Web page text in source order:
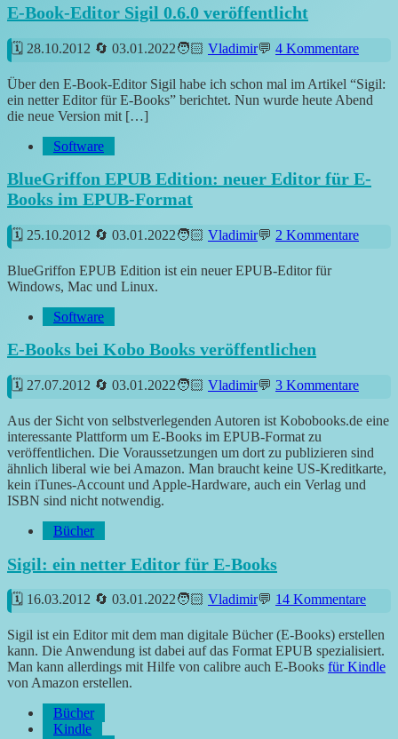
E-Book-Editor Sigil 0.6.0 veröffentlicht
28.10.2012 03.01.2022 Vladimir 4 Kommentare
Über den E-Book-Editor Sigil habe ich schon mal im Artikel “Sigil:
ein netter Editor für E-Books” berichtet. Nun wurde heute Abend
die neue Version mit […]
Software
BlueGriffon EPUB Edition: neuer Editor für E-
Books im EPUB-Format
25.10.2012 03.01.2022 Vladimir 2 Kommentare
BlueGriffon EPUB Edition ist ein neuer EPUB-Editor für
Windows, Mac und Linux.
Software
E-Books bei Kobo Books veröffentlichen
27.07.2012 03.01.2022 Vladimir 3 Kommentare
Aus der Sicht von selbstverlegenden Autoren ist Kobobooks.de eine
interessante Plattform um E-Books im EPUB-Format zu
veröffentlichen. Die Voraussetzungen um dort zu publizieren sind
ähnlich liberal wie bei Amazon. Man braucht keine US-Kreditkarte,
kein iTunes-Account und Apple-Hardware, auch ein Verlag und
ISBN sind nicht notwendig.
Bücher
Sigil: ein netter Editor für E-Books
16.03.2012 03.01.2022 Vladimir 14 Kommentare
Sigil ist ein Editor mit dem man digitale Bücher (E-Books) erstellen
kann. Die Anwendung ist dabei auf das Format EPUB spezialisiert.
Man kann allerdings mit Hilfe von calibre auch E-Books für Kindle
von Amazon erstellen.
Bücher
Kindle